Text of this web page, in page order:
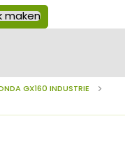
maken
GX160 INDUSTRIE